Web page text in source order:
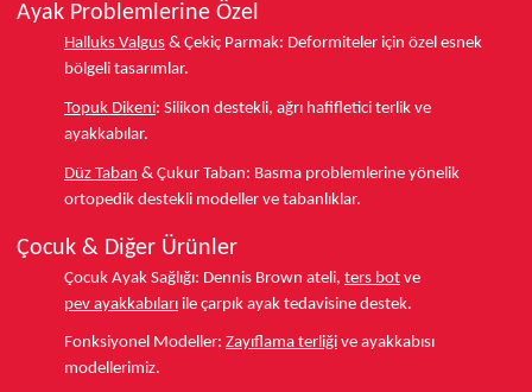
Ayak Problemlerine Özel
Halluks Valgus & Çekiç Parmak: Deformiteler için özel esnek
bölgeli tasarımlar.
Topuk Dikeni: Silikon destekli, ağrı hafifletici terlik ve
ayakkabılar.
Düz Taban & Çukur Taban: Basma problemlerine yönelik
ortopedik destekli modeller ve tabanlıklar.
Çocuk & Diğer Ürünler
Çocuk Ayak Sağlığı: Dennis Brown ateli, ters bot ve
pev ayakkabıları ile çarpık ayak tedavisine destek.
Fonksiyonel Modeller: Zayıflama terliği ve ayakkabısı
modellerimiz.